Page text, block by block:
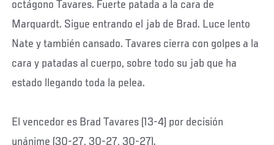
octágono Tavares. Fuerte patada a la cara de
Marquardt. Sigue entrando el jab de Brad. Luce lento
Nate y también cansado. Tavares cierra con golpes a la
cara y patadas al cuerpo, sobre todo su jab que ha
estado llegando toda la pelea.
El vencedor es Brad Tavares (13-4) por decisión
unánime (30-27, 30-27, 30-27).